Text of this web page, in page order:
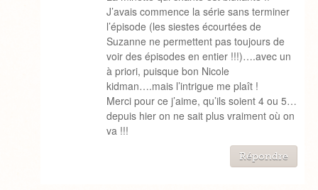
J’avais commence la série sans terminer
l’épisode (les siestes écourtées de
Suzanne ne permettent pas toujours de
voir des épisodes en entier !!!)….avec un
à priori, puisque bon Nicole
kidman….mais l’intrigue me plaît !
Merci pour ce j’aime, qu’ils soient 4 ou 5…
depuis hier on ne sait plus vraiment où on
va !!!
Répondre